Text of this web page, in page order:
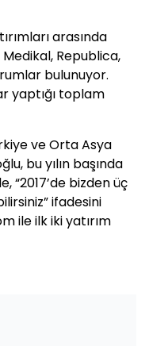
arasında
Republica,
bulunuyor.
yaptığı toplam
ve Orta Asya
bu yılın başında
“2017’de bizden üç
ifadesini
ile ilk iki yatırım